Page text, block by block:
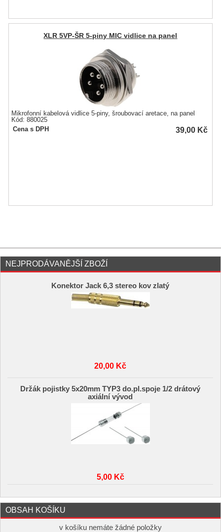
XLR 5VP-ŠR 5-piny MIC vidlice na panel
Mikrofonní kabelová vidlice 5-piny, šroubovací aretace, na panel
Kód: 880025
Cena s DPH
39,00 Kč
NEJPRODÁVANĚJŠÍ ZBOŽÍ
Konektor Jack 6,3 stereo kov zlatý
20,00 Kč
Držák pojistky 5x20mm TYP3 do.pl.spoje 1/2 drátový
axiální vývod
5,00 Kč
OBSAH KOŠÍKU
v košíku nemáte žádné položky